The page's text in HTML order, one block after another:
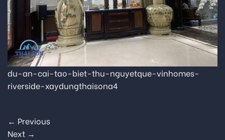
du-an-cai-tao-biet-thu-nguyetque-vinhomes-
riverside-xaydungthaisona4
← Previous
Next →